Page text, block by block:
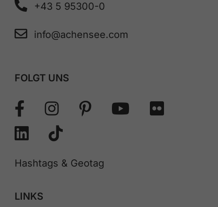
+43 5 95300-0
info@achensee.com
FOLGT UNS
Hashtags & Geotag
LINKS